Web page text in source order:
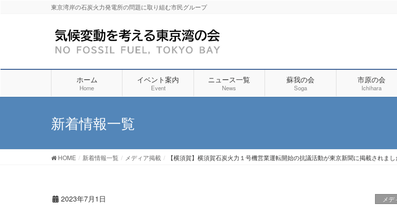
東京湾岸の石炭火力発電所の問題に取り組む市民グループ
ホーム
Home
イベント案内
Event
ニュース一覧
News
蘇我の会
Soga
市原の会
Ichihara
新着情報一覧
HOME 新着情報一覧 メディア掲載 【横須賀】横須賀石炭火力１号機営業運転開始の抗議活動が東京新聞に掲載されまし
2023年7月1日 メ